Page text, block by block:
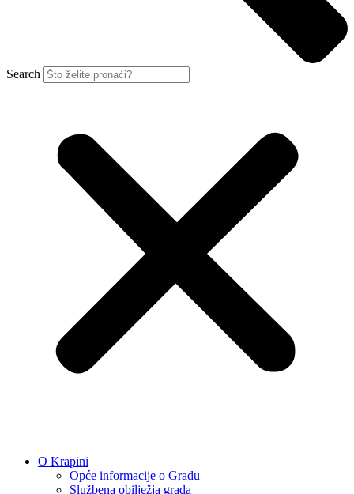
Search
O Krapini
Opće informacije o Gradu
Službena obilježja grada